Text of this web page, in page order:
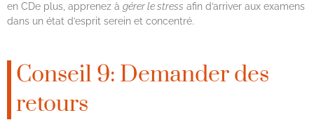
en CDe plus, apprenez à gérer le stress afin d’arriver aux examens
dans un état d’esprit serein et concentré.
Conseil 9: Demander des
retours